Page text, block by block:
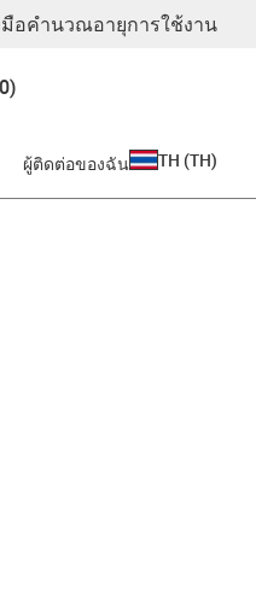
มือคำนวณอายุการใช้งาน
ผู้ติดต่อของฉัน TH (TH)